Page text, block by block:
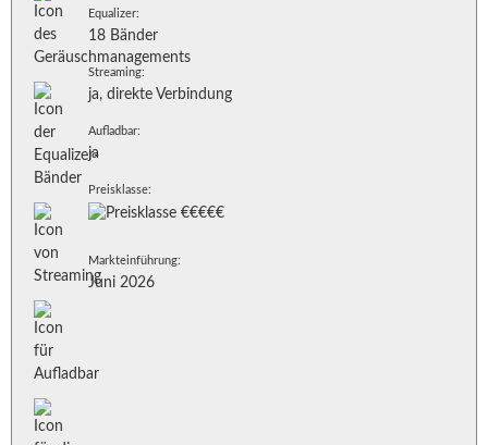
Equalizer:
18 Bänder
Streaming:
ja, direkte Verbindung
Aufladbar:
ja
Preisklasse:
Markteinführung:
Juni 2026